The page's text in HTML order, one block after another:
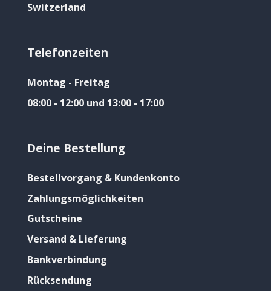
Switzerland
Telefonzeiten
Montag - Freitag
08:00 - 12:00 und 13:00 - 17:00
Deine Bestellung
Bestellvorgang & Kundenkonto
Zahlungsmöglichkeiten
Gutscheine
Versand & Lieferung
Bankverbindung
Rücksendung